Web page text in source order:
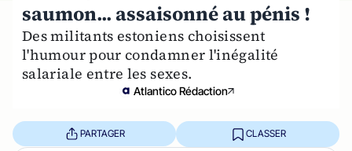
saumon... assaisonné au pénis !
Des militants estoniens choisissent
l'humour pour condamner l'inégalité
salariale entre les sexes.
Atlantico Rédaction
PARTAGER CLASSER